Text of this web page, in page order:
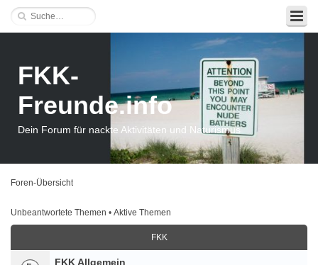
FKK-
Freunde.info
Dein Forum für nackte Aktivitäten und Naturismus
Foren-Übersicht
Unbeantwortete Themen • Aktive Themen
FKK
FKK Allgemein